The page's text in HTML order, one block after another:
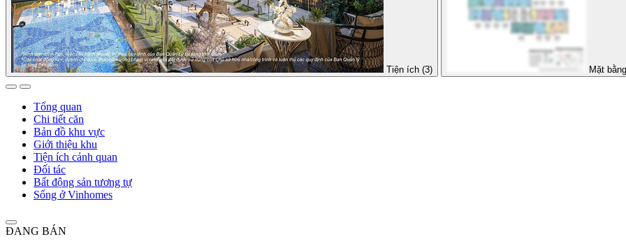
Tiện ích (3) Mặt
Tổng quan
Chi tiết căn
Bản đồ khu vực
Giới thiệu khu
Tiện ích cảnh quan
Đối tác
Bất động sản tương tự
Sống ở Vinhomes
ĐANG BÁN